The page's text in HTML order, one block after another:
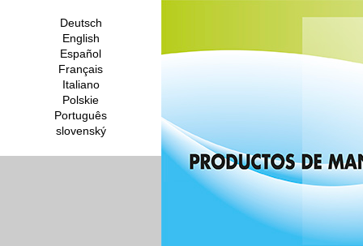
Deutsch
English
Español
Français
Italiano
Polskie
Português
slovenský